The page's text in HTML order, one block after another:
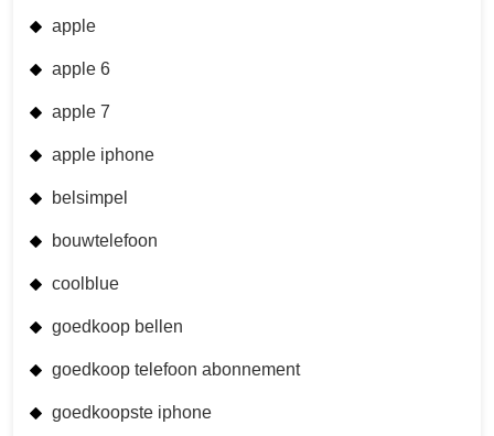
apple
apple 6
apple 7
apple iphone
belsimpel
bouwtelefoon
coolblue
goedkoop bellen
goedkoop telefoon abonnement
goedkoopste iphone